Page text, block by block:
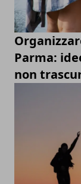
Parma:
non